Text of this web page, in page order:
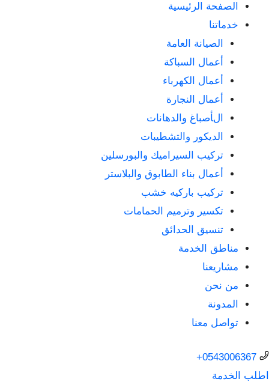
الصفحة الرئيسية
خدماتنا
الصيانة العامة
أعمال السباكة
أعمال الكهرباء
أعمال النجارة
الأصباغ والدهانات
الديكور والتشطيبات
تركيب السيراميك والبورسلين
أعمال بناء الطابوق والبلاستر
تركيب باركيه خشب
تكسير وترميم الحمامات
تنسيق الحدائق
مناطق الخدمة
مشاريعنا
من نحن
المدونة
تواصل معنا
0543006367+
اطلب الخدمة